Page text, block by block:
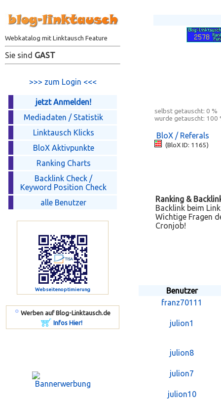
Webkatalog mit Linktausch Feature
Sie sind GAST
>>> zum Login <<<
jetzt Anmelden!
Mediadaten / Statistik
Linktausch Klicks
BloX Aktivpunkte
Ranking Charts
Backlink Check /
Keyword Position Check
alle Benutzer
Webseitenoptimierung
º Werben auf Blog-Linktausch.de
Infos Hier!
selbst getauscht: 0 %
wurde getauscht: 100
BloX / Referals
(BloX ID: 1165)
Ranking &
Backlink beim
Wichtige Fragen
Cronjob!
Benutzer
franz70111
julion1
julion8
julion7
julion10